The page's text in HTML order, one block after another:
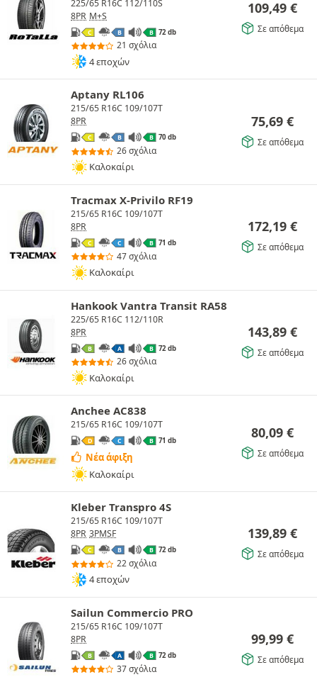
225/65 R16C 112/110S
8PR M+S
C B B 72 db
21 σχόλια
4 εποχών
109,49 €
Σε απόθεμα
Aptany RL106
215/65 R16C 109/107T
8PR
C B B 70 db
26 σχόλια
Καλοκαίρι
75,69 €
Σε απόθεμα
Tracmax X-Privilo RF19
215/65 R16C 109/107T
8PR
C C B 71 db
47 σχόλια
Καλοκαίρι
172,19 €
Σε απόθεμα
Hankook Vantra Transit RA58
225/65 R16C 112/110R
8PR
B A B 72 db
26 σχόλια
Καλοκαίρι
143,89 €
Σε απόθεμα
Anchee AC838
215/65 R16C 109/107T
D C B 71 db
Νέα άφιξη
Καλοκαίρι
80,09 €
Σε απόθεμα
Kleber Transpro 4S
215/65 R16C 109/107T
8PR 3PMSF
C B B 72 db
22 σχόλια
4 εποχών
139,89 €
Σε απόθεμα
Sailun Commercio PRO
215/65 R16C 109/107T
8PR
B A B 72 db
37 σχόλια
99,99 €
Σε απόθεμα